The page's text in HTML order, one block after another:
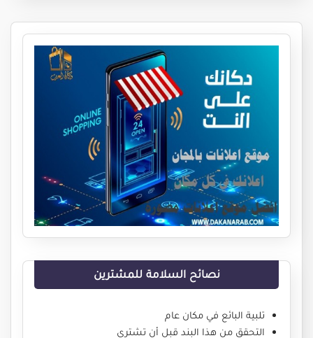
نصائح السلامة للمشترين
تلبية البائع في مكان عام
التحقق من هذا البند قبل أن تشتري